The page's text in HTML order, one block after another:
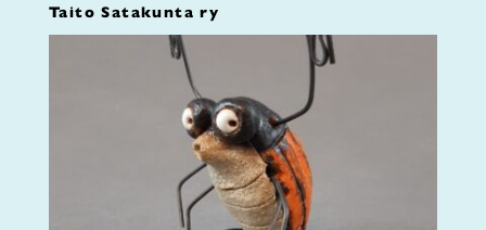
Taito Satakunta ry